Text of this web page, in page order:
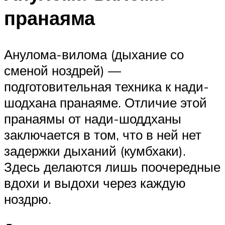
пранаяма
Анулома-вилома (дыхание со
сменой ноздрей) —
подготовительная техника к нади-
шодхана пранаяме. Отличие этой
пранаямы от нади-шоддханы
заключается в том, что в ней нет
задержки дыханий (кумбхаки).
Здесь делаются лишь поочередные
вдохи и выдохи через каждую
ноздрю.